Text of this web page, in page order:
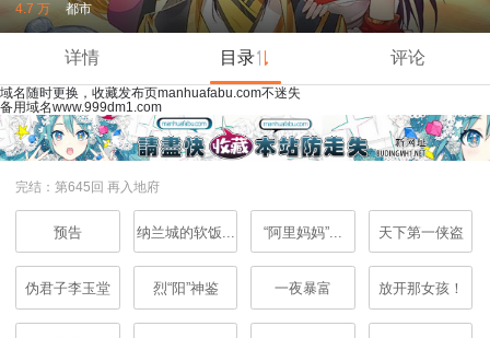
4.7 万
都市
详情 目录 评论
域名随时更换，收藏发布页manhuafabu.com不迷失
备用域名www.999dm1.com
完结：第645回 再入地府
预告 纳兰城的软饭... “阿里妈妈”... 天下第一侠盗
伪君子李玉堂 烈“阳”神鉴 一夜暴富 放开那女孩！